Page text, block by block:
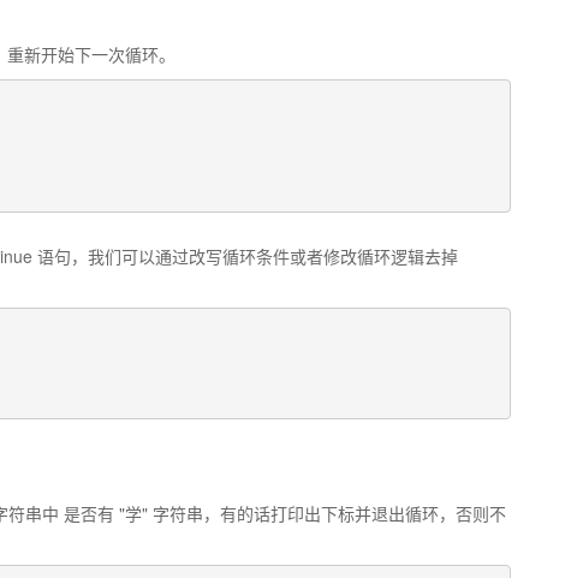
新开始下一次循环。
语句，我们可以通过改写循环条件或者修改循环逻辑去掉
串中 是否有 "学" 字符串，有的话打印出下标并退出循环，否则不